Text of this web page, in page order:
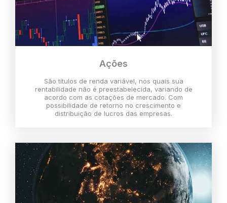
Ações
São títulos de renda variável, nos quais sua
rentabilidade não é preestabelecida, variando de
acordo com as cotações de mercado. Com
possibilidade de retorno no crescimento e
distribuição de lucros das empresas.